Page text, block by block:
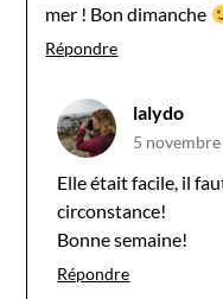
mer ! Bon dimanche
Répondre
lalydo
5
Elle était facile, il
circonstance!
Bonne semaine!
Répondre